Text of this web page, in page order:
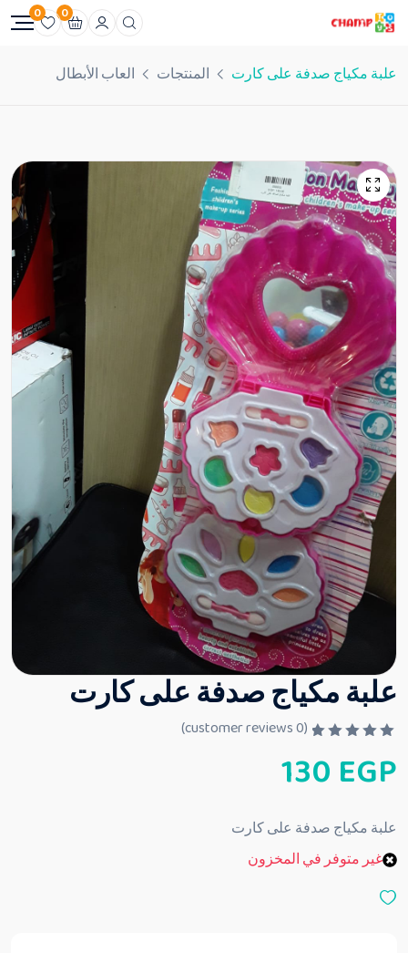
0
0
علبة مكياج صدفة على كارت المنتجات العاب الأبطال
علبة مكياج صدفة على كارت
م
ا
ي
م
ن
(
0
130 EGP
علبة مكياج صدفة على كارت
غير متوفر في المخزون